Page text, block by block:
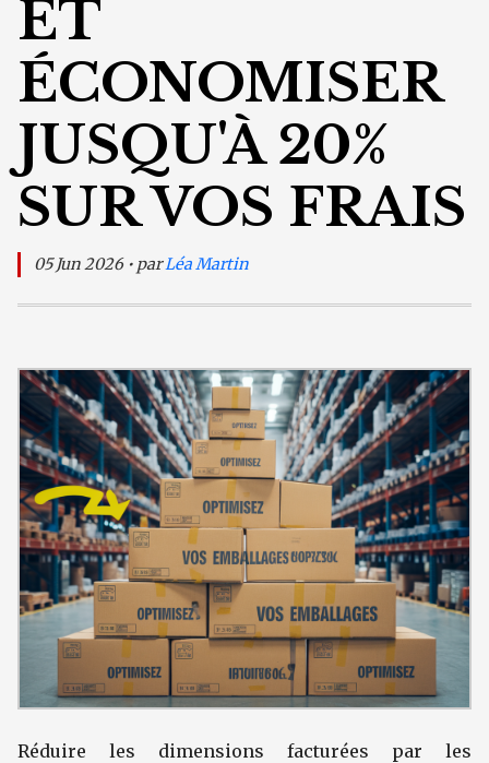
ET
ÉCONOMISER
JUSQU'À 20%
SUR VOS FRAIS
05 Jun 2026 • parLéa Martin
Réduire les dimensions facturées par les